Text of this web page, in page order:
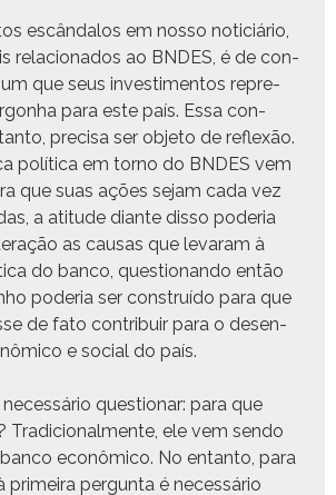
escân­da­los em nos­so noti­ciário,
rela­ciona­dos ao BNDES, é de con­
que seus inves­ti­men­tos rep­re­
para este país. Essa con­
pre­cisa ser obje­to de reflexão.
políti­ca em torno do BNDES vem
que suas ações sejam cada vez
a ati­tude diante dis­so pode­ria
as causas que levaram à
do ban­co, ques­tio­nan­do então
pode­ria ser con­struí­do para que
de fato con­tribuir para o desen­
e social do país.
ques­tionar: para que
Tradi­cional­mente, ele vem sendo
econômi­co. No entan­to, para
primeira per­gun­ta é necessário